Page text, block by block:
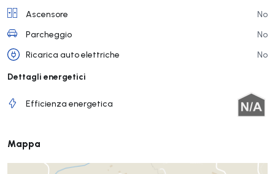
Ascensore
No
Parcheggio
No
Ricarica auto elettriche
No
Dettagli energetici
Efficienza energetica
Mappa